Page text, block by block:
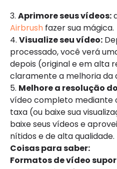
3. Aprimore seus vídeos:
Airbrush fazer sua mágica.
4. Visualize seu vídeo:
processado, você verá
depois (original e em alta
claramente a melhoria da
5. Melhore a resolução
vídeo completo mediante
taxa (ou baixe sua
baixe seus vídeos e
nítidos e de alta qualidade.
Coisas para saber:
Formatos de vídeo